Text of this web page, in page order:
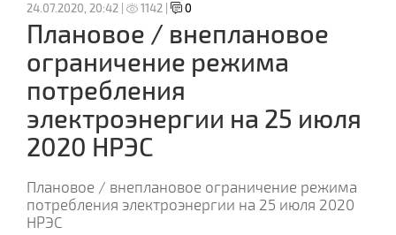
24.07.2020, 20:42 | 1142 | 0
Плановое / внеплановое
ограничение режима
потребления
электроэнергии на 25 июля
2020 НРЭС
Плановое / внеплановое ограничение режима
потребления электроэнергии на 25 июля 2020
НРЭС